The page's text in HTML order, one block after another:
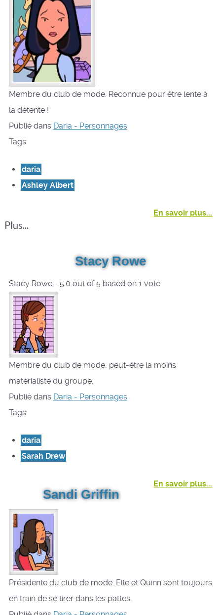
Membre du club de mode. Reconnue pour être lente à
la détente !
Publié dans Daria - Personnages
Tags:
daria
Ashley Albert
En savoir plus...
Plus...
Stacy Rowe
Stacy Rowe- 5.0 out of 5 based on 1vote
Membre du club de mode, peut-être la moins
matérialiste du groupe.
Publié dans Daria - Personnages
Tags:
daria
Sarah Drew
En savoir plus...
Sandi Griffin
Présidente du club de mode. Elle et Quinn sont toujours
en train de se tirer dans les pattes.